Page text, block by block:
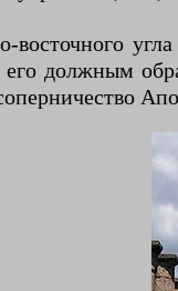
восточного
должным